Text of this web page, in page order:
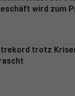
wird zum
trotz